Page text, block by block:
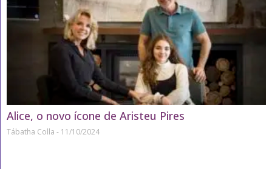
Alice, o novo ícone de Aristeu Pires
Tábatha Colla 11/10/2024